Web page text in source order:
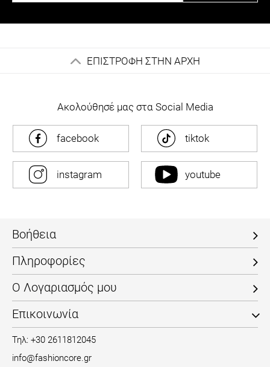
ΕΠΙΣΤΡΟΦΗ ΣΤΗΝ ΑΡΧΗ
Ακολούθησέ μας στα Social Media
facebook tiktok
instagram youtube
Βοήθεια
Πληροφορίες
Ο Λογαριασμός μου
Επικοινωνία
Τηλ: +30 2611812045
info@fashioncore.gr